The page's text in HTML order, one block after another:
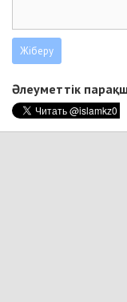
Әлеуметтік